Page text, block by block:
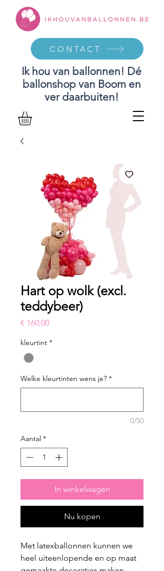
Ik hou van ballonnen! Dé
ballonshop van Boom en
ver daarbuiten!
CONTACT
Hart op wolk (excl.
teddybeer)
€ 160,00Prijs
kleurtint *
Welke kleurtinten wens je? *
0/50
Aantal *
In winkelwagen
Nu kopen
Met latexballonnen kunnen we
heel uiteenlopende en op maat